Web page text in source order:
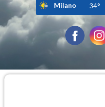
Milano 34°